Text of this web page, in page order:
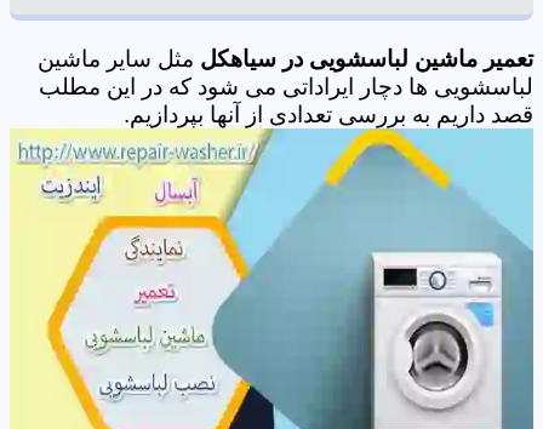
تعمیر ماشین لباسشویی در سیاهکل مثل سایر ماشین
لباسشویی ها دچار ایراداتی می شود که در این مطلب
قصد داریم به بررسی تعدادی از آنها بپردازیم.